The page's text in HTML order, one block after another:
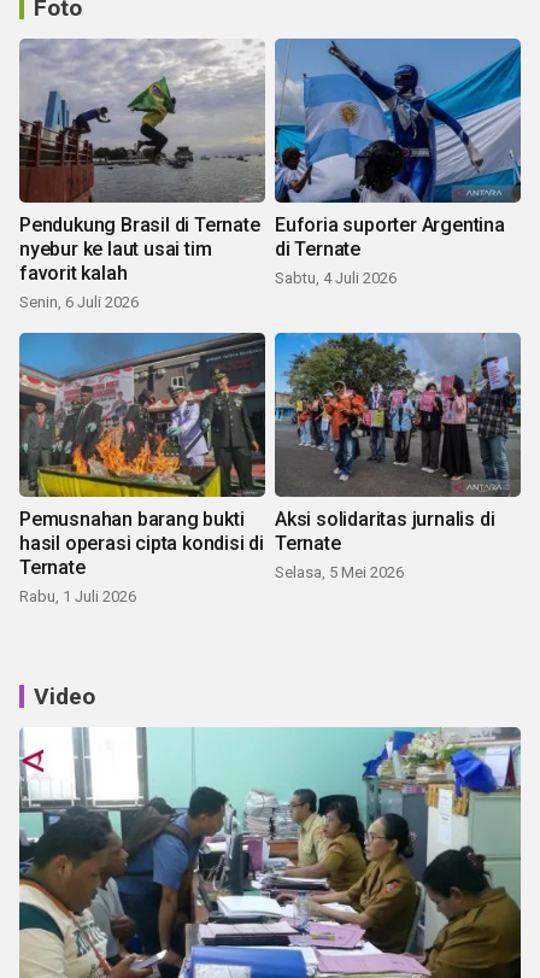
Foto
Pendukung Brasil di Ternate
nyebur ke laut usai tim
favorit kalah
Senin, 6 Juli 2026
Euforia suporter Argentina
di Ternate
Sabtu, 4 Juli 2026
Pemusnahan barang bukti
hasil operasi cipta kondisi di
Ternate
Rabu, 1 Juli 2026
Aksi solidaritas jurnalis di
Ternate
Selasa, 5 Mei 2026
Video